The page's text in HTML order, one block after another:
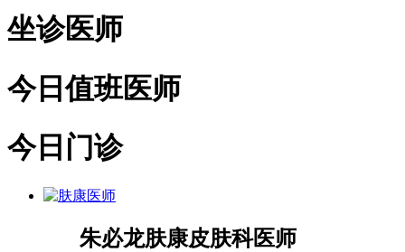
坐诊医师
今日值班医师
今日门诊
朱必龙肤康皮肤科医师